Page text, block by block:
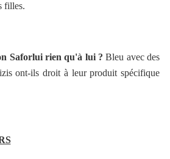
filles.
Saforlui rien qu'à lui ? Bleu avec des
ont-ils droit à leur produit spécifique